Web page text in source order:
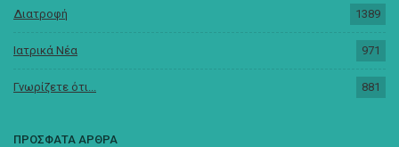
Διατροφή 1389
Ιατρικά Νέα 971
Γνωρίζετε ότι... 881
ΠΡΟΣΦΑΤΑ ΑΡΘΡΑ